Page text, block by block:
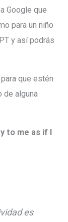
Google que
para un niño
y así podrás
que estén
de alguna
to me as if I
es